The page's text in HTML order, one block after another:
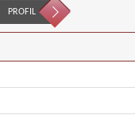
PROFIL